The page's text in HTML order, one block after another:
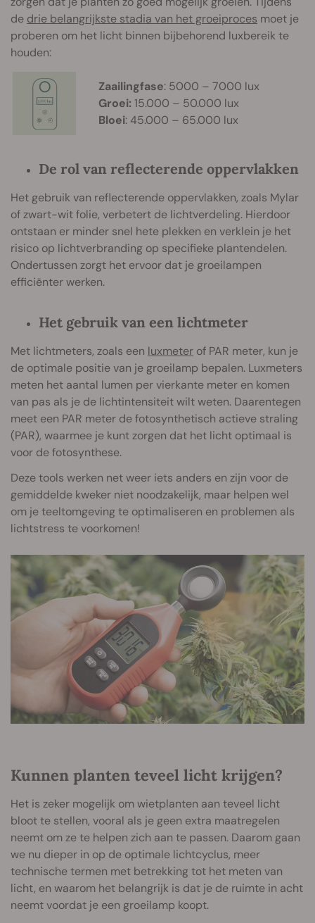
de drie belangrijkste stadia van het groeiproces moet je
proberen om het licht binnen bijbehorend luxbereik te
houden:
Zaailingfase: 5000 – 7000 lux
Groei: 15.000 – 50.000 lux
Bloei: 45.000 – 65.000 lux
De rol van reflecterende oppervlakken
Het gebruik van reflecterende oppervlakken, zoals Mylar
of zwart-wit folie, verbetert de lichtverdeling. Hierdoor
ontstaan er minder snel hete plekken en verklein je het
risico op lichtverbranding op specifieke plantendelen.
Ondertussen zorgt het ervoor dat je groeilampen
efficiënter werken.
Het gebruik van een lichtmeter
Met lichtmeters, zoals een luxmeter of PAR meter, kun je
de optimale positie van je groeilamp bepalen. Luxmeters
meten het aantal lumen per vierkante meter en komen
van pas als je de lichtintensiteit wilt weten. Daarentegen
meet een PAR meter de fotosynthetisch actieve straling
(PAR), waarmee je kunt zorgen dat het licht optimaal is
voor de fotosynthese.
Deze tools werken net weer iets anders en zijn voor de
gemiddelde kweker niet noodzakelijk, maar helpen wel
om je teeltomgeving te optimaliseren en problemen als
lichtstress te voorkomen!
Kunnen planten teveel licht krijgen?
Het is zeker mogelijk om wietplanten aan teveel licht
bloot te stellen, vooral als je geen extra maatregelen
neemt om ze te helpen zich aan te passen. Daarom gaan
we nu dieper in op de optimale lichtcyclus, meer
technische termen met betrekking tot het meten van
licht, en waarom het belangrijk is dat je de ruimte in acht
neemt voordat je een groeilamp koopt.